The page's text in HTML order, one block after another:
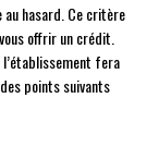
hasard. Ce critère
offrir un crédit.
fera
points suivants